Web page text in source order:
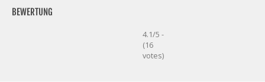
BEWERTUNG
4.1/5 -
(16
votes)